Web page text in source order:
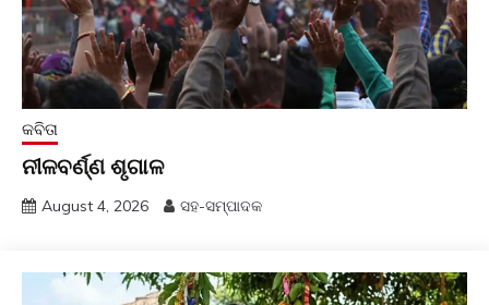
କବିତା
ନୀଳବର୍ଣ୍ଣ ଶୃଗାଳ
August 4, 2026 ସହ-ସମ୍ପାଦକ